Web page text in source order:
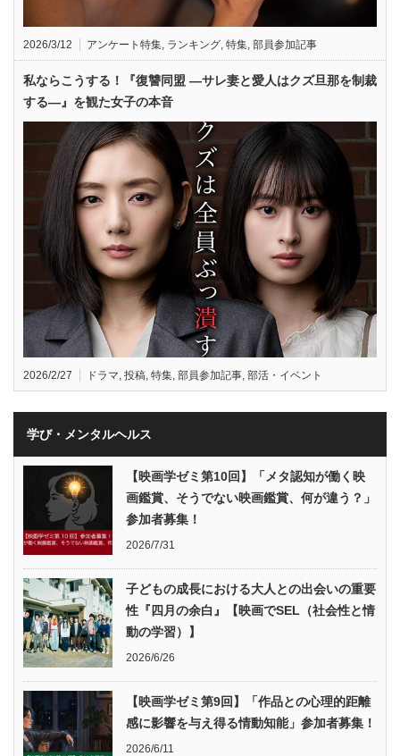
2026/3/12 アンケート特集, ランキング, 特集, 部員参加記事
私ならこうする！『復讐同盟 —サレ妻と愛人はクズ旦那を制裁
する—』を観た女子の本音
2026/2/27 ドラマ, 投稿, 特集, 部員参加記事, 部活・イベント
学び・メンタルヘルス
【映画学ゼミ第10回】「メタ認知が働く映
画鑑賞、そうでない映画鑑賞、何が違う？」
参加者募集！
2026/7/31
子どもの成長における大人との出会いの重要
性『四月の余白』【映画でSEL（社会性と情
動の学習）】
2026/6/26
【映画学ゼミ第9回】「作品との心理的距離
感に影響を与え得る情動知能」参加者募集！
2026/6/11